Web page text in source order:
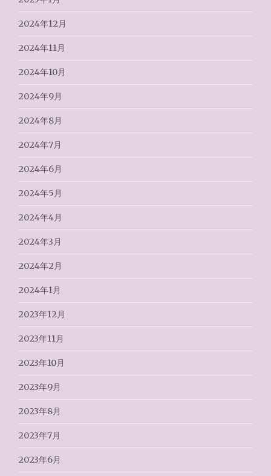
2024年12月
2024年11月
2024年10月
2024年9月
2024年8月
2024年7月
2024年6月
2024年5月
2024年4月
2024年3月
2024年2月
2024年1月
2023年12月
2023年11月
2023年10月
2023年9月
2023年8月
2023年7月
2023年6月